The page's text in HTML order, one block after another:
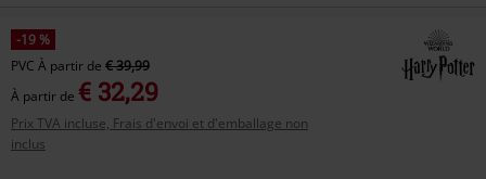
-19 %
PVC À partir de € 39,99
À partir de € 32,29
Prix TVA incluse, Frais d'envoi et d'emballage non
inclus